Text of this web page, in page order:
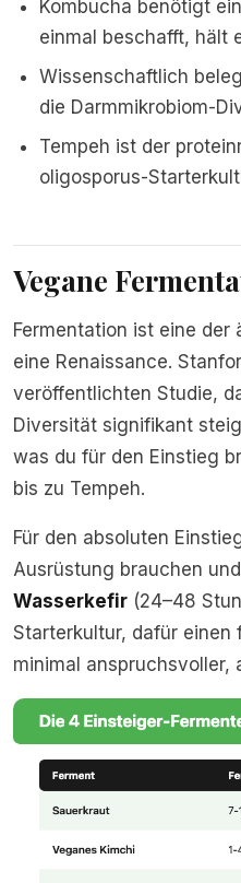
Kombucha benötigt
einmal beschafft, hält
Wissenschaftlich
die Darmmikrobiom-
Tempeh ist der
oligosporus-
Vegane
Fermentation ist eine der
eine Renaissance.
veröffentlichten Studie,
Diversität signifikant
was du für den Einstieg
bis zu Tempeh.
Für den absoluten
Ausrüstung brauchen
Wasserkefir (24–48
Starterkultur, dafür einen
minimal anspruchsvoller,